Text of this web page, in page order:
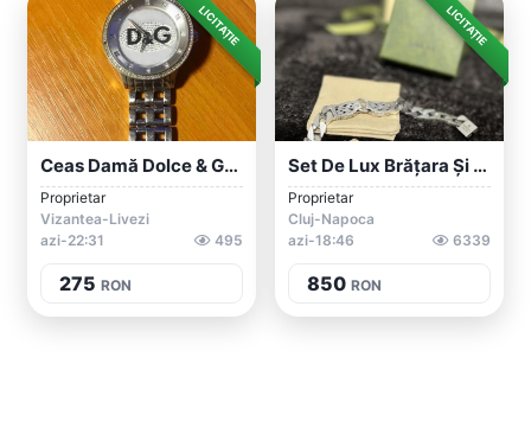
LICITAȚIE
Ceas Damă Dolce & Gabbana Original, Brăț...
Proprietar
Vizantea-Livezi
azi-22:31
495
275 RON
LICITAȚIE
Set De Lux Brățara Și Lanț
Proprietar
Cluj-Napoca
azi-18:46
6339
850 RON